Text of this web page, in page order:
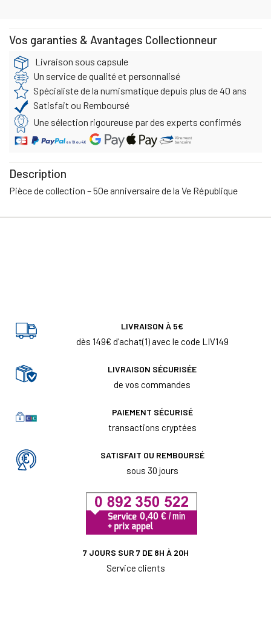
Vos garanties & Avantages Collectionneur
Livraison sous capsule
Un service de qualité et personnalisé
Spécialiste de la numismatique depuis plus de 40 ans
Satisfait ou Remboursé
Une sélection rigoureuse par des experts confirmés
Description
Pièce de collection – 50e anniversaire de la Ve République
LIVRAISON À 5€
dès 149€ d'achat(1) avec le code LIV149
LIVRAISON SÉCURISÉE
de vos commandes
PAIEMENT SÉCURISÉ
transactions cryptées
SATISFAIT OU REMBOURSÉ
sous 30 jours
7 JOURS SUR 7 DE 8H À 20H
Service clients